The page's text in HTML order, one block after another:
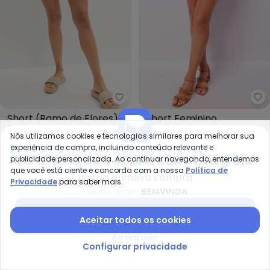
bonprix - Short (Ramo de
Short (Ramo de Flores)
em Malha de Viscose
BONPRIX
R$ 52,99R$ 109,99
Short Feminino
Amarração (Verde)
TORRA
R$ 31,99R$ 39,99
-37%
-60%
Compre pelo app e ganhe12% OFF + frete grátis
na sua primeira compra
Nós utilizamos cookies e tecnologias similares para melhorar sua
experiência de compra, incluindo conteúdo relevante e
publicidade personalizada. Ao continuar navegando, entendemos
que você está ciente e concorda com a nossa Política de
Privacidadepara saber mais.
Aceitar todos os cookies
Configurar privacidade